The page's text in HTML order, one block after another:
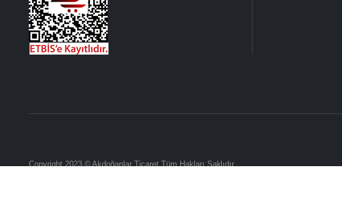
Copyright 2023 © Akdoğanlar Ticaret Tüm Hakları Saklıdır